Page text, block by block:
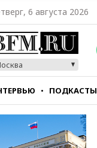
6 августа 2026
ПОДКАСТЫ
ТЕСТЫ